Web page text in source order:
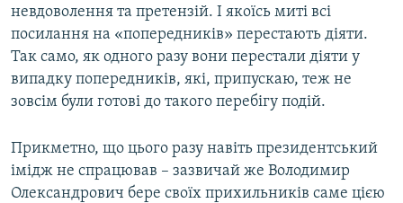
невдоволення та претензій. І якоїсь миті всі
посилання на «попередників» перестають діяти.
Так само, як одного разу вони перестали діяти у
випадку попередників, які, припускаю, теж не
зовсім були готові до такого перебігу подій.
Прикметно, що цього разу навіть президентський
імідж не спрацював – зазвичай же Володимир
Олександрович бере своїх прихильників саме цією